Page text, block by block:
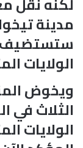
مدينة
ستستضيف
الولايات
ويخوض
الثلاث في
الولايات